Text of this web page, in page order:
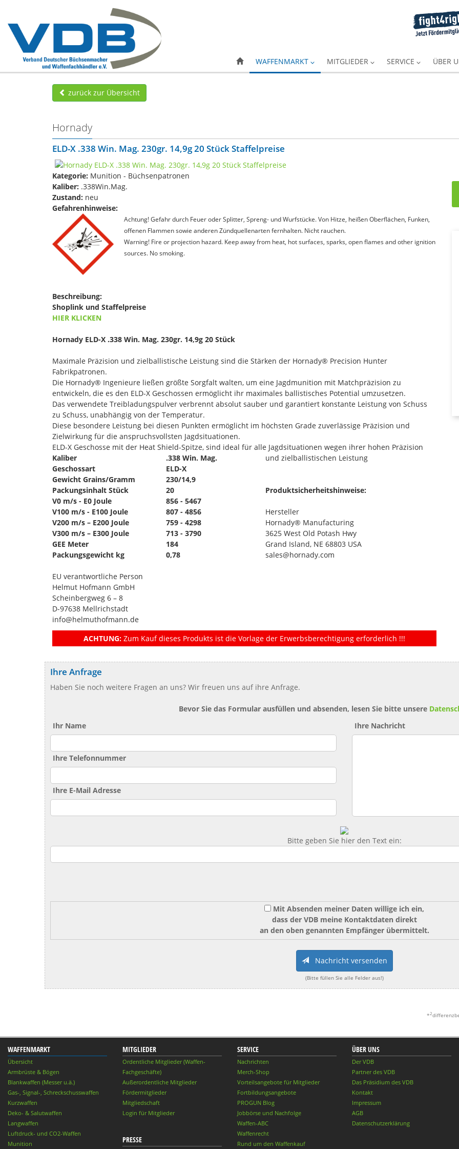
WAFFENMARKT MITGLIEDER SERVICE ÜBER
zurück zur Übersicht
Hornady
ELD-X .338 Win. Mag. 230gr. 14,9g 20 Stück Staffelpreise
Kategorie: Munition - Büchsenpatronen
Kaliber: .338Win.Mag.
Zustand: neu
Gefahrenhinweise:
Achtung! Gefahr durch Feuer oder Splitter, Spreng- und Wurfstücke. Von Hitze, heißen Oberflächen, Funken,
offenen Flammen sowie anderen Zündquellenarten fernhalten. Nicht rauchen.
Warning! Fire or projection hazard. Keep away from heat, hot surfaces, sparks, open flames and other ignition
sources. No smoking.
Beschreibung:
Shoplink und Staffelpreise
HIER KLICKEN
Hornady ELD-X .338 Win. Mag. 230gr. 14,9g 20 Stück
Maximale Präzision und zielballistische Leistung sind die Stärken der Hornady® Precision Hunter
Fabrikpatronen.
Die Hornady® Ingenieure ließen größte Sorgfalt walten, um eine Jagdmunition mit Matchpräzision zu
entwickeln, die es den ELD-X Geschossen ermöglicht ihr maximales ballistisches Potential umzusetzen.
Das verwendete Treibladungspulver verbrennt absolut sauber und garantiert konstante Leistung von Schuss
zu Schuss, unabhängig von der Temperatur.
Diese besondere Leistung bei diesen Punkten ermöglicht im höchsten Grade zuverlässige Präzision und
Zielwirkung für die anspruchsvollsten Jagdsituationen.
ELD-X Geschosse mit der Heat Shield-Spitze, sind ideal für alle Jagdsituationen wegen ihrer hohen Präzision
und zielballistischen Leistung
Kaliber
.338 Win. Mag.
Geschossart
ELD-X
Gewicht Grains/Gramm
230/14,9
Packungsinhalt Stück
20
V0 m/s - E0 Joule
856 - 5467
V100 m/s - E100 Joule
807 - 4856
V200 m/s – E200 Joule
759 - 4298
V300 m/s – E300 Joule
713 - 3790
GEE Meter
184
Packungsgewicht kg
0,78
Produktsicherheitshinweise:
Hersteller
Hornady® Manufacturing
3625 West Old Potash Hwy
Grand Island, NE 68803 USA
sales@hornady.com
EU verantwortliche Person
Helmut Hofmann GmbH
Scheinbergweg 6 – 8
D-97638 Mellrichstadt
info@helmuthofmann.de
ACHTUNG: Zum Kauf dieses Produkts ist die Vorlage der Erwerbsberechtigung erforderlich !!!
Ihre Anfrage
Haben Sie noch weitere Fragen an uns? Wir freuen uns auf ihre Anfrage.
Bevor Sie das Formular ausfüllen und absenden, lesen Sie bitte unsere
Ihr Name
Ihre Telefonnummer
Ihre E-Mail Adresse
Ihre Nachricht
Bitte geben Sie hier den Text ein:
Mit Absenden meiner Daten willige ich ein,
dass der VDB meine Kontaktdaten direkt
an den oben genannten Empfänger übermittelt.
Nachricht versenden
(Bitte füllen Sie alle Felder aus!)
*2
WAFFENMARKT
Übersicht
Armbrüste & Bögen
Blankwaffen (Messer u.ä.)
Gas-, Signal-, Schreckschusswaffen
Kurzwaffen
Deko- & Salutwaffen
Langwaffen
Luftdruck- und CO2-Waffen
Munition
MITGLIEDER
Ordentliche Mitglieder (Waffen-
Fachgeschäfte)
Außerordentliche Mitglieder
Fördermitglieder
Mitgliedschaft
Login für Mitglieder
PRESSE
SERVICE
Nachrichten
Merch-Shop
Vorteilsangebote für Mitglieder
Fortbildungsangebote
PROGUN Blog
Jobbörse und Nachfolge
Waffen-ABC
Waffenrecht
Rund um den Waffenkauf
ÜBER UNS
Der VDB
Partner des VDB
Das Präsidium des VDB
Kontakt
Impressum
AGB
Datenschutzerklärung